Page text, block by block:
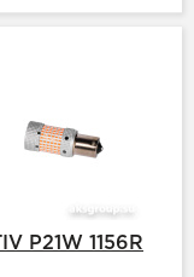
P21W 1156R